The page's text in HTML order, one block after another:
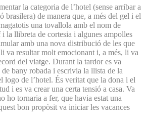
la categoria de l’hotel (sense arribar a
brasilera) de manera que, a més del gel i el
una tovallola amb el nom de
la llibreta de cortesia i algunes ampolles
amb una nova distribució de les que
va resultar molt emocionant i, a més, li va
del viatge. Durant la tardor es va
bany robada i escrivia la llista de la
logo de l’hotel. És veritat que la dona i el
i es va crear una certa tensió a casa. Va
ho tornaria a fer, que havia estat una
bon propòsit va iniciar les vacances